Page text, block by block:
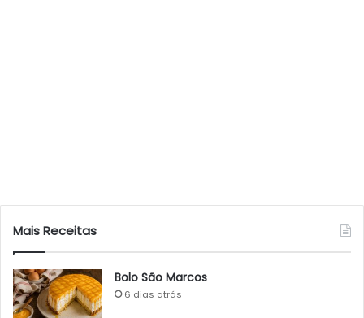
Mais Receitas
Bolo São Marcos
6 dias atrás